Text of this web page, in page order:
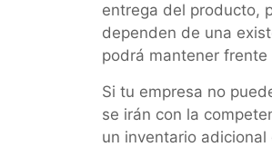
entrega del producto,
dependen de una
podrá mantener
Si tu empresa no
se irán con la
un inventario